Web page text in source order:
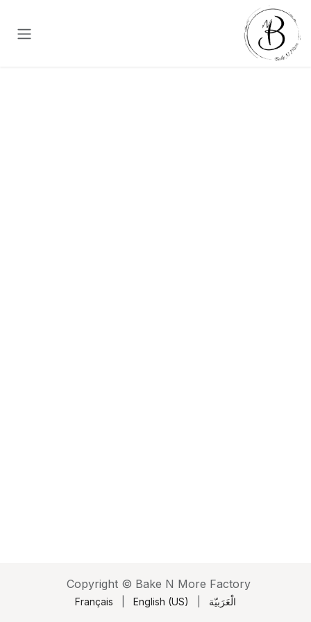
تخطي للذهاب إلى المحتوى
Copyright © Bake N More Factory
الْعَرَبيّة English (US)
Français